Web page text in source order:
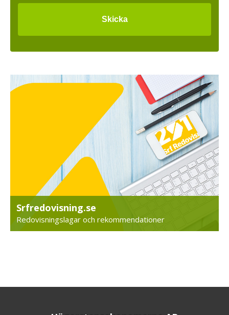
Srfredovisning.se
Redovisningslagar och rekommendationer